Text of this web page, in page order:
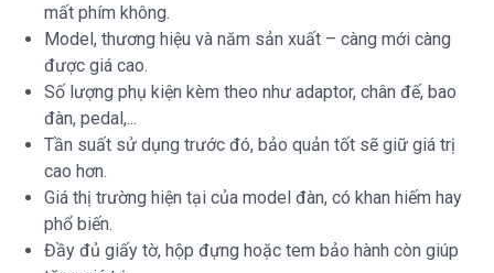
mất phím không.
Model, thương hiệu và năm sản xuất – càng mới càng
được giá cao.
Số lượng phụ kiện kèm theo như adaptor, chân đế, bao
đàn, pedal,...
Tần suất sử dụng trước đó, bảo quản tốt sẽ giữ giá trị
cao hơn.
Giá thị trường hiện tại của model đàn, có khan hiếm hay
phổ biến.
Đầy đủ giấy tờ, hộp đựng hoặc tem bảo hành còn giúp